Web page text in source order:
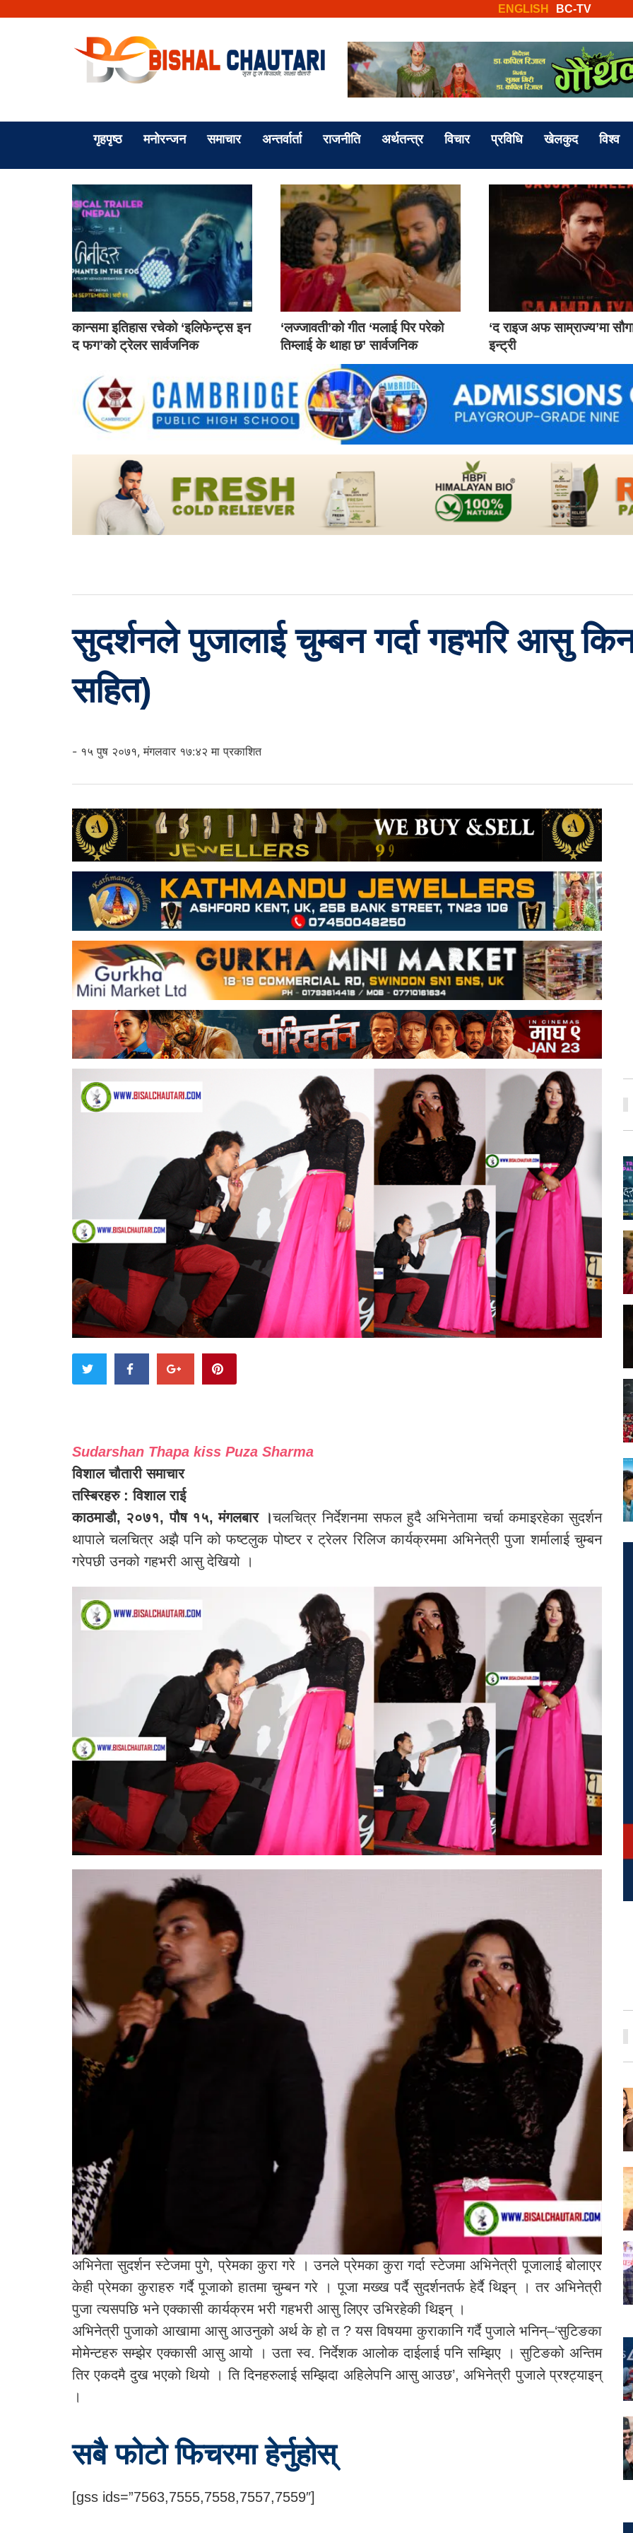
BC-TV
ENGLISH
गृहपृष्ठ मनोरन्जन समाचार अन्तर्वार्ता राजनीति अर्थतन्त्र विचार प्रविधि खेलकुद विश्व
कान्समा इतिहास रचेको ‘इलिफेन्ट्स इन
द फग’को ट्रेलर सार्वजनिक
‘लज्जावती’को गीत ‘मलाई पिर परेको
तिम्लाई के थाहा छ’ सार्वजनिक
‘द राइज अफ साम्राज्य’मा
इन्ट्री
सुदर्शनले पुजालाई चुम्बन गर्दा गहभरि आसु
सहित)
- १५ पुष २०७१, मंगलवार १७:४२ मा प्रकाशित
Sudarshan Thapa kiss Puza Sharma
विशाल चौतारी समाचार
तस्बिरहरु : विशाल राई
काठमाडौ, २०७१, पौष १५, मंगलबार ।चलचित्र निर्देशनमा सफल हुदै अभिनेतामा चर्चा कमाइरहेका सुदर्शन
थापाले चलचित्र अझै पनि को फष्टलुक पोष्टर र ट्रेलर रिलिज कार्यक्रममा अभिनेत्री पुजा शर्मालाई चुम्बन
गरेपछी उनको गहभरी आसु देखियो ।
अभिनेता सुदर्शन स्टेजमा पुगे, प्रेमका कुरा गरे । उनले प्रेमका कुरा गर्दा स्टेजमा अभिनेत्री पूजालाई बोलाएर
केही प्रेमका कुराहरु गर्दै पूजाको हातमा चुम्बन गरे । पूजा मख्ख पर्दै सुदर्शनतर्फ हेर्दै थिइन् । तर अभिनेत्री
पुजा त्यसपछि भने एक्कासी कार्यक्रम भरी गहभरी आसु लिएर उभिरहेकी थिइन् ।
अभिनेत्री पुजाको आखामा आसु आउनुको अर्थ के हो त ? यस विषयमा कुराकानि गर्दै पुजाले भनिन्–‘सुटिङका
मोमेन्टहरु सम्झेर एक्कासी आसु आयो । उता स्व. निर्देशक आलोक दाईलाई पनि सम्झिए । सुटिङको अन्तिम
तिर एकदमै दुख भएको थियो । ति दिनहरुलाई सम्झिदा अहिलेपनि आसु आउछ’, अभिनेत्री पुजाले प्रश्ट्याइन्
।
सबै फोटो फिचरमा हेर्नुहोस्
[gss ids=”7563,7555,7558,7557,7559″]